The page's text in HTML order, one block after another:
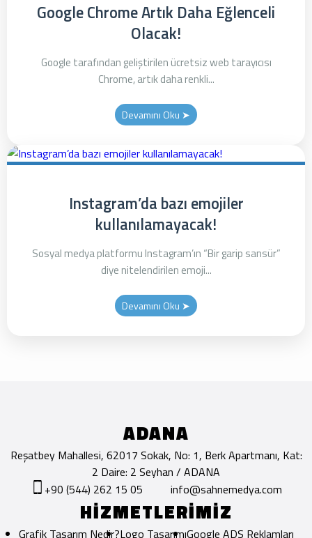
Google Chrome Artık Daha Eğlenceli
Olacak!
Google tarafından geliştirilen ücretsiz web tarayıcısı
Chrome, artık daha renkli...
Devamını Oku ➤
Instagram’da bazı emojiler
kullanılamayacak!
Sosyal medya platformu Instagram’ın “Bir garip sansür”
diye nitelendirilen emoji...
Devamını Oku ➤
ADANA
Reşatbey Mahallesi, 62017 Sokak, No: 1, Berk Apartmanı, Kat:
2 Daire: 2 Seyhan / ADANA
+90 (544) 262 15 05
info@sahnemedya.com
HİZMETLERİMİZ
Grafik Tasarım Nedir?Logo TasarımıGoogle ADS Reklamları